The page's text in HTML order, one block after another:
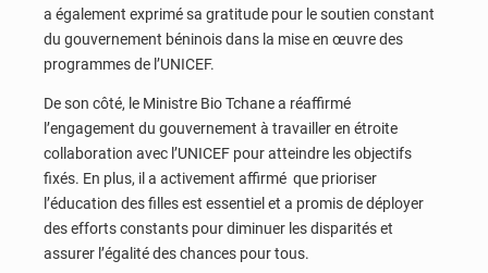
a également exprimé sa gratitude pour le soutien constant
du gouvernement béninois dans la mise en œuvre des
programmes de l’UNICEF.
De son côté, le Ministre Bio Tchane a réaffirmé
l’engagement du gouvernement à travailler en étroite
collaboration avec l’UNICEF pour atteindre les objectifs
fixés. En plus, il a activement affirmé que prioriser
l’éducation des filles est essentiel et a promis de déployer
des efforts constants pour diminuer les disparités et
assurer l’égalité des chances pour tous.